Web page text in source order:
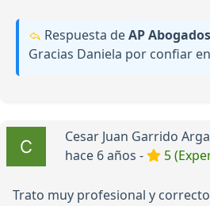
Respuesta deAP Abogados
Gracias Daniela por confiar
Cesar Juan Garrido
hace 6 años -
5
Trato muy profesional y